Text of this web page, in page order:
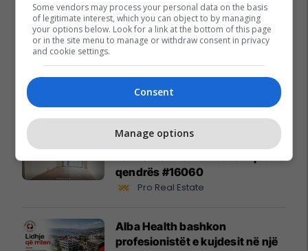
Reklamo këtu
Banesë 98.96m² në shitje në
qendrës #16060
Pro Real Estate
Alba Health bashkon
profesionistët e kujdesit në një
Some vendors may process your personal data on the basis
of legitimate interest, which you can object to by managing
your options below. Look for a link at the bottom of this page
or in the site menu to manage or withdraw consent in privacy
and cookie settings.
Consent
Manage options